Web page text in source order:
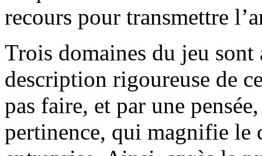
recours pour transmettre
Trois domaines du jeu
description rigoureuse de
pas faire, et par une
pertinence, qui magnifie le